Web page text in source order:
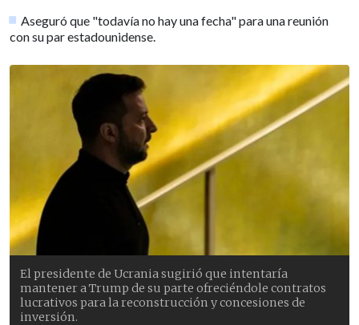
Aseguró que "todavía no hay una fecha" para una reunión
con su par estadounidense.
El presidente de Ucrania sugirió que intentaría
mantener a Trump de su parte ofreciéndole contratos
lucrativos para la reconstrucción y concesiones de
inversión.